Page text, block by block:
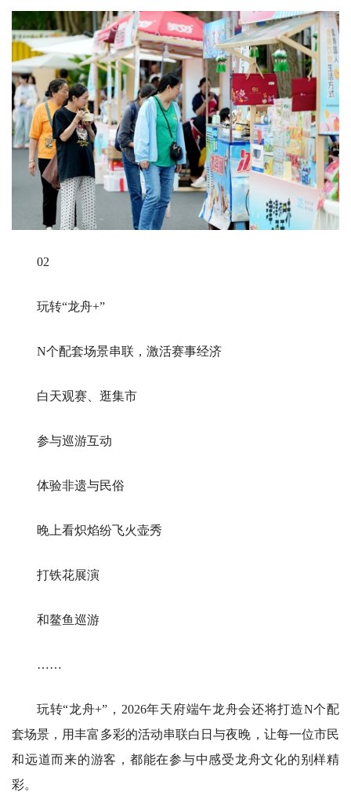
02
玩转“龙舟+”
N个配套场景串联，激活赛事经济
白天观赛、逛集市
参与巡游互动
体验非遗与民俗
晚上看炽焰纷飞火壶秀
打铁花展演
和鳌鱼巡游
……
玩转“龙舟+”，2026年天府端午龙舟会还将打造N个配
套场景，用丰富多彩的活动串联白日与夜晚，让每一位市民
和远道而来的游客，都能在参与中感受龙舟文化的别样精
彩。